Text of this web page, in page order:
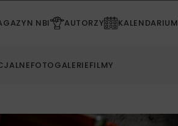
NBI AUTORZY KALENDARIUM
FOTOGALERIEFILMY